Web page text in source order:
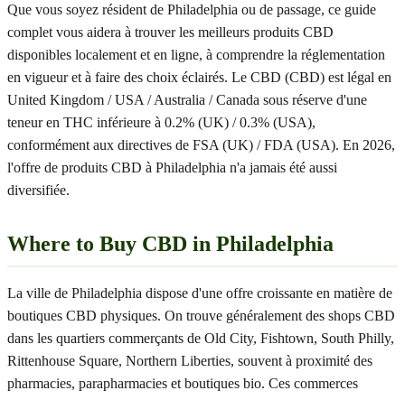
Que vous soyez résident de Philadelphia ou de passage, ce guide
complet vous aidera à trouver les meilleurs produits CBD
disponibles localement et en ligne, à comprendre la réglementation
en vigueur et à faire des choix éclairés. Le CBD (CBD) est légal en
United Kingdom / USA / Australia / Canada sous réserve d'une
teneur en THC inférieure à 0.2% (UK) / 0.3% (USA),
conformément aux directives de FSA (UK) / FDA (USA). En 2026,
l'offre de produits CBD à Philadelphia n'a jamais été aussi
diversifiée.
Where to Buy CBD in Philadelphia
La ville de Philadelphia dispose d'une offre croissante en matière de
boutiques CBD physiques. On trouve généralement des shops CBD
dans les quartiers commerçants de Old City, Fishtown, South Philly,
Rittenhouse Square, Northern Liberties, souvent à proximité des
pharmacies, parapharmacies et boutiques bio. Ces commerces